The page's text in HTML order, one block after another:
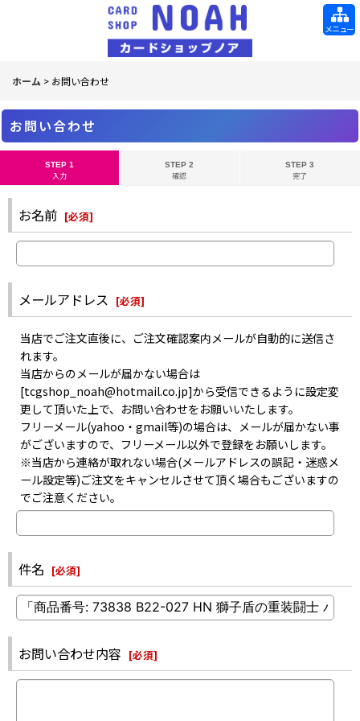
メニュー
ホーム > お問い合わせ
お問い合わせ
STEP 1
入力
STEP 2
確認
STEP 3
完了
お名前 [必須]
メールアドレス [必須]
当店でご注文直後に、ご注文確認案内メールが自動的に送信さ
れます。
当店からのメールが届かない場合は
[tcgshop_noah@hotmail.co.jp]から受信できるように設定変
更して頂いた上で、お問い合わせをお願いいたします。
フリーメール(yahoo・gmail等)の場合は、メールが届かない事
がございますので、フリーメール以外で登録をお願いします。
※当店から連絡が取れない場合(メールアドレスの誤記・迷惑メ
ール設定等)ご注文をキャンセルさせて頂く場合もございますの
でご注意ください。
件名 [必須]
お問い合わせ内容 [必須]